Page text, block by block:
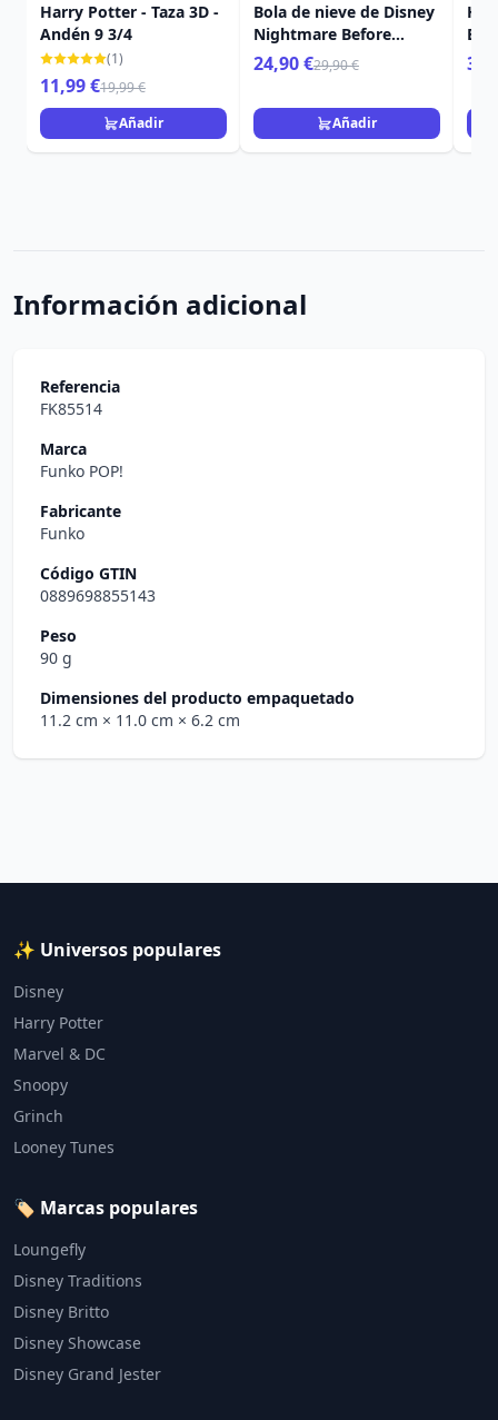
Harry Potter - Taza 3D -
Andén 9 3/4
(1)
11,99 €19,99 €
Añadir
Bola de nieve de Disney
Nightmare Before
Christmas
24,90 €29,90 €
Añadir
Información adicional
Referencia
FK85514
Marca
Funko POP!
Fabricante
Funko
Código GTIN
0889698855143
Peso
90 g
Dimensiones del producto empaquetado
11.2 cm × 11.0 cm × 6.2 cm
✨ Universos populares
Disney
Harry Potter
Marvel & DC
Snoopy
Grinch
Looney Tunes
🏷️ Marcas populares
Loungefly
Disney Traditions
Disney Britto
Disney Showcase
Disney Grand Jester